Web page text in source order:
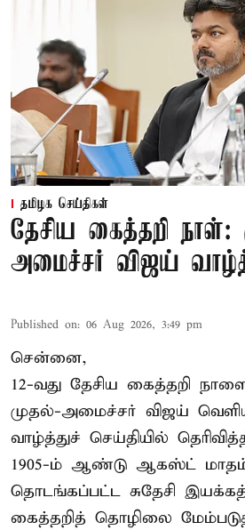
தமிழக செய்திகள்
தேசிய கைத்தறி நாள்:
அமைச்சர் விஜய்
Published on: 06 Aug 2026, 3:49 pm
சென்னை,
12-வது தேசிய கைத்தறி
முதல்-அமைச்சர் விஜய்
வாழ்த்துச் செய்தியில்
1905-ம் ஆண்டு ஆகஸ்ட்
தொடங்கப்பட்ட சுதேசி
கைத்தறித் தொழிலை